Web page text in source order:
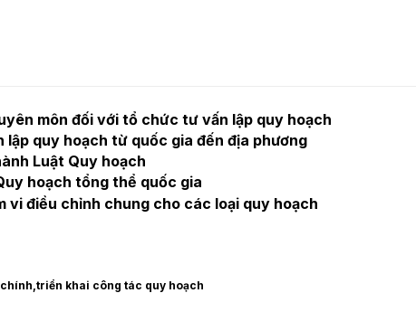
môn đối với tổ chức tư vấn lập quy hoạch
quy hoạch từ quốc gia đến địa phương
Luật Quy hoạch
hoạch tổng thể quốc gia
vi điều chỉnh chung cho các loại quy hoạch
triển khai công tác quy hoạch